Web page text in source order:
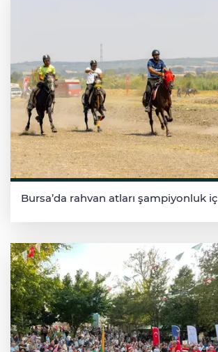
Bursa’da rahvan atları şampiyonluk